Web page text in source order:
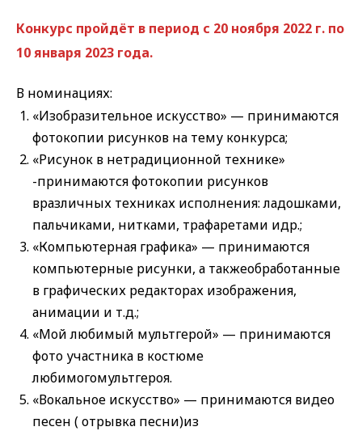
Конкурс пройдёт в период с 20 ноября 2022 г. по
10 января 2023 года.
В номинациях:
«Изобразительное искусство» — принимаются
фотокопии рисунков на тему конкурса;
«Рисунок в нетрадиционной технике»
-принимаются фотокопии рисунков
вразличных техниках исполнения: ладошками,
пальчиками, нитками, трафаретами идр.;
«Компьютерная графика» — принимаются
компьютерные рисунки, а такжеобработанные
в графических редакторах изображения,
анимации и т.д.;
«Мой любимый мультгерой» — принимаются
фото участника в костюме
любимогомультгероя.
«Вокальное искусство» — принимаются видео
песен ( отрывка песни)из